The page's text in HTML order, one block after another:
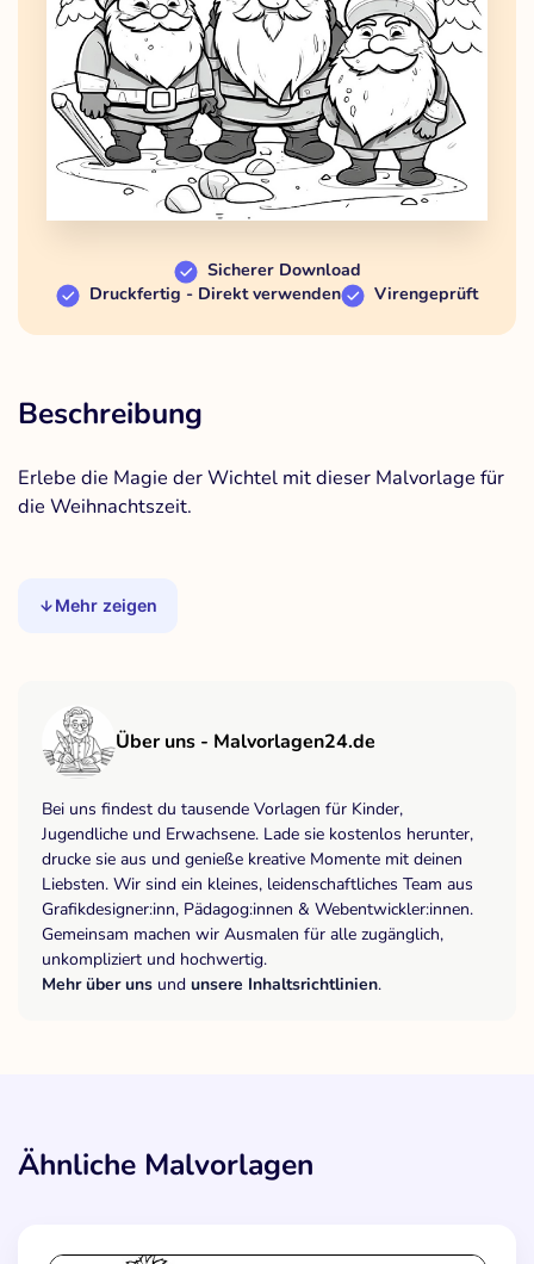
Sicherer Download
Druckfertig - Direkt verwenden
Virengeprüft
Beschreibung
Erlebe die Magie der Wichtel mit dieser Malvorlage für
die Weihnachtszeit.
Mehr zeigen
Über uns - Malvorlagen24.de
Bei uns findest du tausende Vorlagen für Kinder,
Jugendliche und Erwachsene. Lade sie kostenlos herunter,
drucke sie aus und genieße kreative Momente mit deinen
Liebsten. Wir sind ein kleines, leidenschaftliches Team aus
Grafikdesigner:inn, Pädagog:innen & Webentwickler:innen.
Gemeinsam machen wir Ausmalen für alle zugänglich,
unkompliziert und hochwertig.
Mehr über uns und unsere Inhaltsrichtlinien.
Ähnliche Malvorlagen